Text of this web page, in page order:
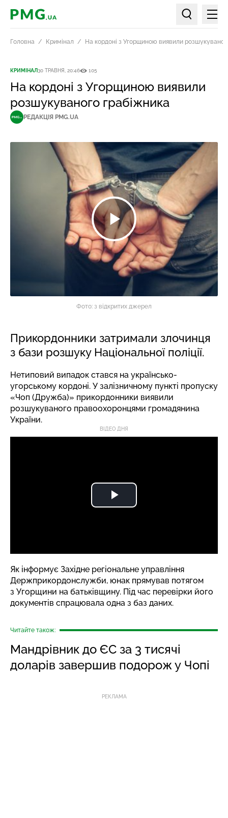
PMG.ua
Пошук по
Головна Кримінал На кордоні з Угорщиною виявили
КРИМІНАЛ30 ТРАВНЯ, 20:46 105
На кордоні з Угорщиною виявили
розшукуваного грабіжника
РЕДАКЦІЯ PMG.UA
Фото: з відкритих джерел
Прикордонники затримали злочинця
з бази розшуку Національної поліції.
Нетиповий випадок стався на українсько-
угорському кордоні. У залізничному пункті пропуску
«Чоп (Дружба)» прикордонники виявили
розшукуваного правоохоронцями громадянина
України.
ВІДЕО ДНЯ
Як інформує Західне регіональне управління
Держприкордонслужби, юнак прямував потягом
з Угорщини на батьківщину. Під час перевірки його
документів спрацювала одна з баз даних.
Читайте також:
Мандрівник до ЄС за 3 тисячі
доларів завершив подорож у Чопі
РЕКЛАМА